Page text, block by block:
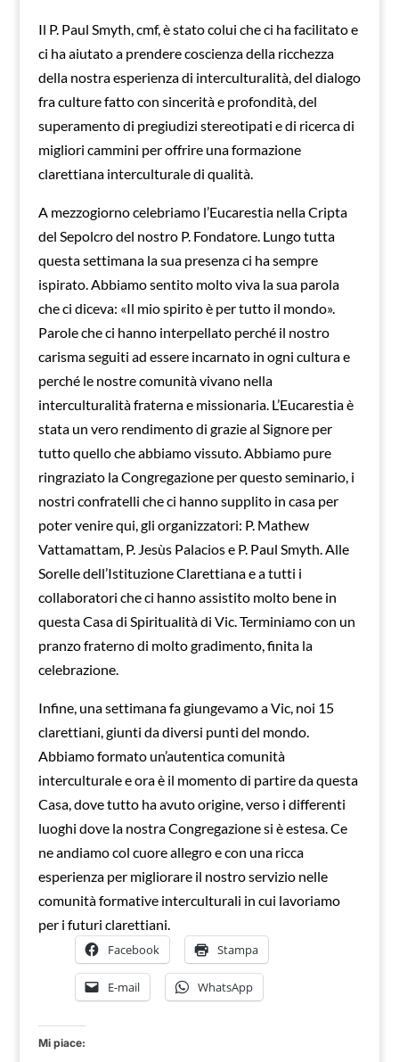
Il P. Paul Smyth, cmf, è stato colui che ci ha facilitato e
ci ha aiutato a prendere coscienza della ricchezza
della nostra esperienza di interculturalità, del dialogo
fra culture fatto con sincerità e profondità, del
superamento di pregiudizi stereotipati e di ricerca di
migliori cammini per offrire una formazione
clarettiana interculturale di qualità.
A mezzogiorno celebriamo l’Eucarestia nella Cripta
del Sepolcro del nostro P. Fondatore. Lungo tutta
questa settimana la sua presenza ci ha sempre
ispirato. Abbiamo sentito molto viva la sua parola
che ci diceva: «Il mio spirito è per tutto il mondo».
Parole che ci hanno interpellato perché il nostro
carisma seguiti ad essere incarnato in ogni cultura e
perché le nostre comunità vivano nella
interculturalità fraterna e missionaria. L’Eucarestia è
stata un vero rendimento di grazie al Signore per
tutto quello che abbiamo vissuto. Abbiamo pure
ringraziato la Congregazione per questo seminario, i
nostri confratelli che ci hanno supplito in casa per
poter venire qui, gli organizzatori: P. Mathew
Vattamattam, P. Jesùs Palacios e P. Paul Smyth. Alle
Sorelle dell’Istituzione Clarettiana e a tutti i
collaboratori che ci hanno assistito molto bene in
questa Casa di Spiritualità di Vic. Terminiamo con un
pranzo fraterno di molto gradimento, finita la
celebrazione.
Infine, una settimana fa giungevamo a Vic, noi 15
clarettiani, giunti da diversi punti del mondo.
Abbiamo formato un’autentica comunità
interculturale e ora è il momento di partire da questa
Casa, dove tutto ha avuto origine, verso i differenti
luoghi dove la nostra Congregazione si è estesa. Ce
ne andiamo col cuore allegro e con una ricca
esperienza per migliorare il nostro servizio nelle
comunità formative interculturali in cui lavoriamo
per i futuri clarettiani.
Facebook Stampa
E-mail WhatsApp
Mi piace: